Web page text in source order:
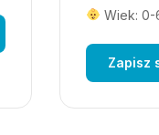
Wiek: 0-
Zapisz